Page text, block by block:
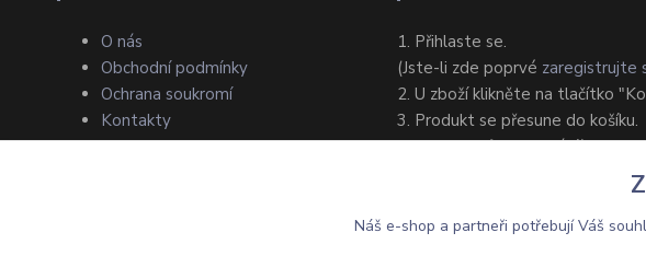
O nás
Obchodní podmínky
Ochrana soukromí
Kontakty
1. Přihlaste se.
(Jste-li zde poprvé zaregistrujte
2. U zboží klikněte na tlačítko
3. Produkt se přesune do košíku.
4. Zvolte způsob dodání/platby.
Náš e-shop a partneři potřebují Váš